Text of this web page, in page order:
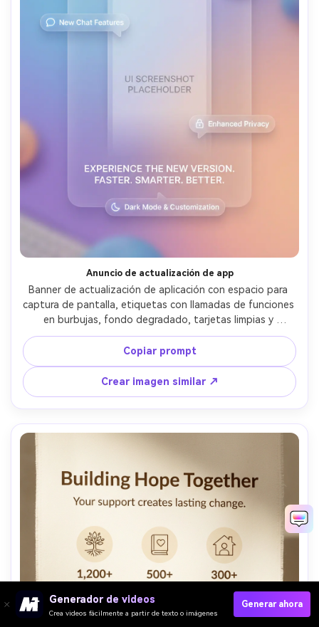
Anuncio de actualización de app
Banner de actualización de aplicación con espacio para
captura de pantalla, etiquetas con llamadas de funciones
en burbujas, fondo degradado, tarjetas limpias y
redondeadas, insignia de versión, estilo de producto
moderno, sombras suaves, tipografía y espaciado nítidos,
claridad web, sin marca de agua, lente 85mm, poca
profundidad de campo, iluminación suave cinematográfica
--ar 4:5
Copiar prompt
Crear imagen similar ↗
Generador de videos
Crea videos fácilmente a partir de texto o imágenes
Generar ahora